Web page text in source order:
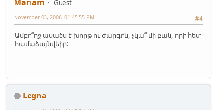
Mariam
Guest
#4
November 03, 2006, 01:45:55 PM
Ամբո՞ղջ ասածս է խորթ ու ժարգոն, չկա՞ մի բան, որի հետ
համաձայնվեիր:
Legna